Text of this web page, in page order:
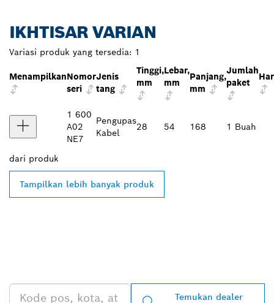
IKHTISAR VARIAN
Variasi produk yang tersedia: 1
MenampilkanNomor
seri
Jenis
tang
Tinggi,
mm
Lebar,
mm
Panjang,
mm
Jumlah
paket
1 600
A02
NE7
Pengupas
Kabel
28 54 168 1 Buah
dari produk
Tampilkan lebih banyak produk
Temukan dealer